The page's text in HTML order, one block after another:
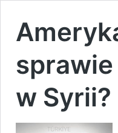
w Syrii?